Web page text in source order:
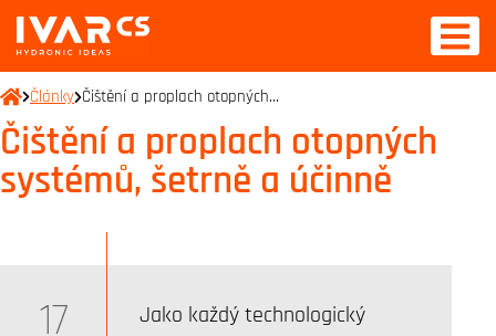
Články Čištění a proplach otopných…
Čištění a proplach otopných
systémů, šetrně a účinně
17
Jako každý technologický